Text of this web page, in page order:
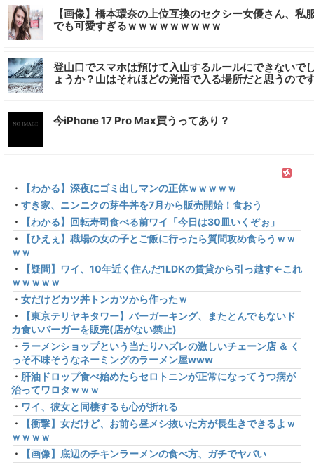
【画像】橋本環奈の上位互換のセクシー女優さん、私
でも可愛すぎるｗｗｗｗｗｗｗｗｗ
登山口でスマホは預けて入山するルールにできないで
ょうか？山はそれほどの覚悟で入る場所だと思うので
今iPhone 17 Pro Max買うってあり？
・
【わかる】深夜にゴミ出しマンの正体ｗｗｗｗｗ
・ すき家、ニンニクの芽牛丼を7月から販売開始！食おう
・
【わかる】回転寿司食べる前ワイ「今日は30皿いくぞぉ」
・
【ひえぇ】職場の女の子とご飯に行ったら質問攻め食らうｗｗ
ｗｗ
・
【疑問】ワイ、10年近く住んだ1LDKの賃貸から引っ越す←これ
ｗｗｗｗｗ
・ 女だけどカツ丼トンカツから作ったｗ
・
【東京テリヤキタワー】バーガーキング、またとんでもないド
カ食いバーガーを販売(店がない禁止)
・ ラーメンショップという当たりハズレの激しいチェーン店 ＆ く
っそ不味そうなネーミングのラーメン屋www
・ 肝油ドロップ食べ始めたらセロトニンが正常になってうつ病が
治ってワロタｗｗｗ
・ ワイ、彼女と同棲するも心が折れる
・
【衝撃】女だけど、お前ら昼メシ抜いた方が長生きできるよｗ
ｗｗｗｗ
・
【画像】底辺のチキンラーメンの食べ方、ガチでヤバい